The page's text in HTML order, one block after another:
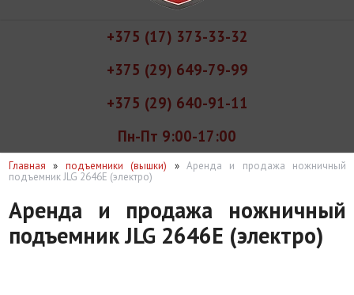
+375 (17) 373-33-32
+375 (29) 649-79-99
+375 (29) 640-91-11
Пн-Пт 9:00-17:00
Главная » подъемники (вышки) » Аренда и продажа ножничный
подъемник JLG 2646E (электро)
Аренда и продажа ножничный
подъемник JLG 2646E (электро)